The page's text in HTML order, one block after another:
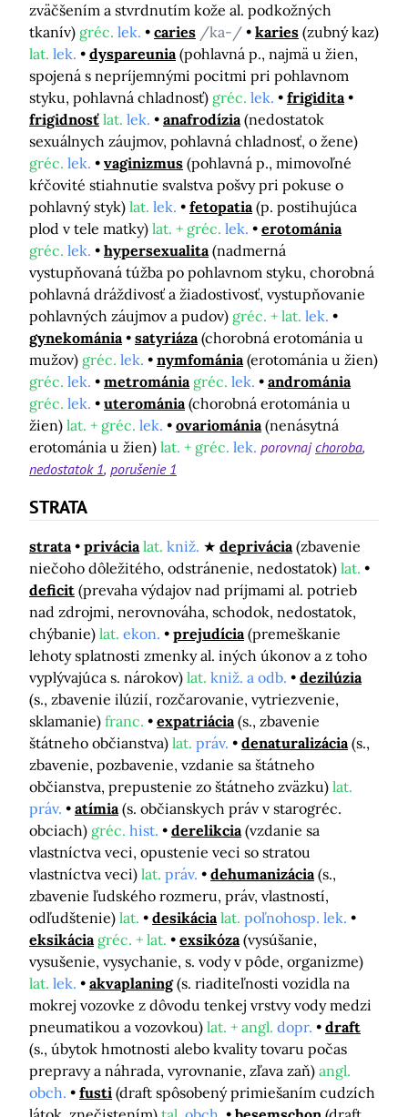
zväčšením a stvrdnutím kože al. podkožných
tkanív) gréc. lek. caries /ka-/ karies (zubný kaz)
lat. lek. dyspareunia (pohlavná p., najmä u žien,
spojená s nepríjemnými pocitmi pri pohlavnom
styku, pohlavná chladnosť) gréc. lek.
frigidita
frigidnosť lat. lek. anafrodízia (nedostatok
sexuálnych záujmov, pohlavná chladnosť, o žene)
gréc. lek. vaginizmus (pohlavná p., mimovoľné
kŕčovité stiahnutie svalstva pošvy pri pokuse o
pohlavný styk) lat. lek. fetopatia (p. postihujúca
plod v tele matky) lat. + gréc. lek.
erotománia
gréc. lek. hypersexualita (nadmerná
vystupňovaná túžba po pohlavnom styku, chorobná
pohlavná dráždivosť a žiadostivosť, vystupňovanie
pohlavných záujmov a pudov) gréc. + lat. lek.
gynekománia
satyriáza (chorobná erotománia u
mužov) gréc. lek. nymfománia (erotománia u žien)
gréc. lek. metrománia gréc. lek.
andrománia
gréc. lek. uterománia (chorobná erotománia u
žien) lat. + gréc. lek. ovariománia (nenásytná
erotománia u žien) lat. + gréc. lek. porovnajchoroba
nedostatok 1 porušenie 1
STRATA
strata privácia lat. kniž. deprivácia (zbavenie
niečoho dôležitého, odstránenie, nedostatok) lat.
deficit (prevaha výdajov nad príjmami al. potrieb
nad zdrojmi, nerovnováha, schodok, nedostatok,
chýbanie) lat. ekon. prejudícia (premeškanie
lehoty splatnosti zmenky al. iných úkonov a z toho
vyplývajúca s. nárokov) lat. kniž. a odb.
dezilúzia
(s., zbavenie ilúzií, rozčarovanie, vytriezvenie,
sklamanie) franc. expatriácia (s., zbavenie
štátneho občianstva) lat. práv. denaturalizácia (s.,
zbavenie, pozbavenie, vzdanie sa štátneho
občianstva, prepustenie zo štátneho zväzku) lat.
práv.
atímia (s. občianskych práv v starogréc.
obciach) gréc. hist. derelikcia (vzdanie sa
vlastníctva veci, opustenie veci so stratou
vlastníctva veci) lat. práv. dehumanizácia (s.,
zbavenie ľudského rozmeru, práv, vlastností,
odľudštenie) lat. desikácia lat. poľnohosp. lek.
eksikácia gréc. + lat. exsikóza (vysúšanie,
vysušenie, vysychanie, s. vody v pôde, organizme)
lat. lek. akvaplaning (s. riaditeľnosti vozidla na
mokrej vozovke z dôvodu tenkej vrstvy vody medzi
pneumatikou a vozovkou) lat. + angl. dopr.
draft
(s., úbytok hmotnosti alebo kvality tovaru počas
prepravy a náhrada, vyrovnanie, zľava zaň) angl.
obch.
fusti (draft spôsobený primiešaním cudzích